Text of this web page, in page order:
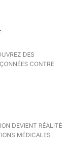
DES
CONTRE
DEVIENT RÉALITÉ
MÉDICALES